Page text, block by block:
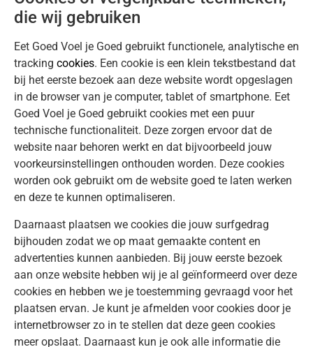
die wij gebruiken
Eet Goed Voel je Goed gebruikt functionele, analytische en
tracking cookies. Een cookie is een klein tekstbestand dat
bij het eerste bezoek aan deze website wordt opgeslagen
in de browser van je computer, tablet of smartphone. Eet
Goed Voel je Goed gebruikt cookies met een puur
technische functionaliteit. Deze zorgen ervoor dat de
website naar behoren werkt en dat bijvoorbeeld jouw
voorkeursinstellingen onthouden worden. Deze cookies
worden ook gebruikt om de website goed te laten werken
en deze te kunnen optimaliseren.
Daarnaast plaatsen we cookies die jouw surfgedrag
bijhouden zodat we op maat gemaakte content en
advertenties kunnen aanbieden. Bij jouw eerste bezoek
aan onze website hebben wij je al geïnformeerd over deze
cookies en hebben we je toestemming gevraagd voor het
plaatsen ervan. Je kunt je afmelden voor cookies door je
internetbrowser zo in te stellen dat deze geen cookies
meer opslaat. Daarnaast kun je ook alle informatie die